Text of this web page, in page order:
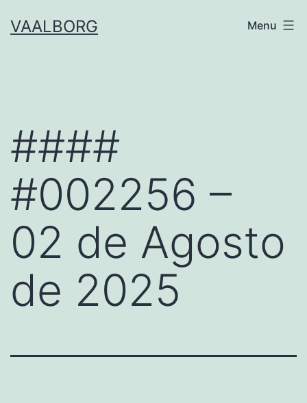
toVAALBORG Menu
####
#002256 –
02 de Agosto
de 2025